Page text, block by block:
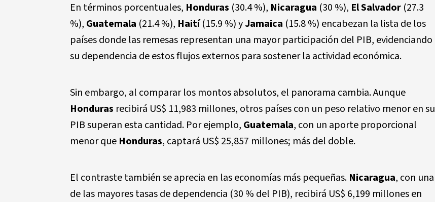
En términos porcentuales, Honduras (30.4 %), Nicaragua (30 %), El Salvador (27.3
%), Guatemala (21.4 %), Haití(15.9 %) yJamaica (15.8 %) encabezan la lista de los
países donde las remesas representan una mayor participación del PIB, evidenciando
su dependencia de estos flujos externos para sostener la actividad económica.
Sin embargo, al comparar los montos absolutos, el panorama cambia. Aunque
Honduras recibirá US$ 11,983 millones, otros países con un peso relativo menor en su
PIB superan esta cantidad. Por ejemplo, Guatemala, con un aporte proporcional
menor que Honduras, captará US$ 25,857 millones; más del doble.
El contraste también se aprecia en las economías más pequeñas. Nicaragua, con una
de las mayores tasas de dependencia (30 % del PIB), recibirá US$ 6,199 millones en